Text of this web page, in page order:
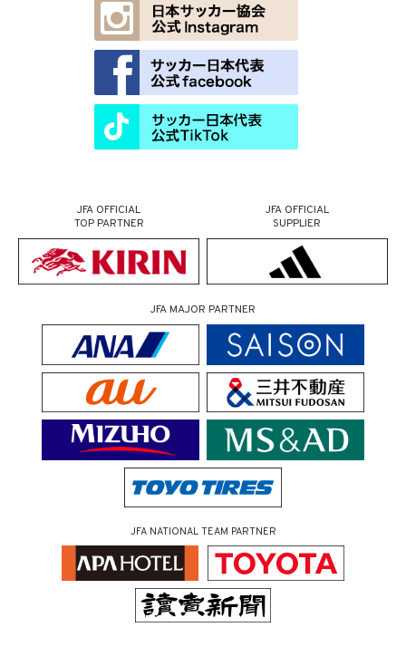
JFA OFFICIAL
TOP PARTNER
JFA OFFICIAL
SUPPLIER
JFA MAJOR PARTNER
JFA NATIONAL TEAM PARTNER